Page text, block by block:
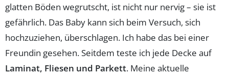
glatten Böden wegrutscht, ist nicht nur nervig – sie ist
gefährlich. Das Baby kann sich beim Versuch, sich
hochzuziehen, überschlagen. Ich habe das bei einer
Freundin gesehen. Seitdem teste ich jede Decke auf
Laminat, Fliesen und Parkett. Meine aktuelle